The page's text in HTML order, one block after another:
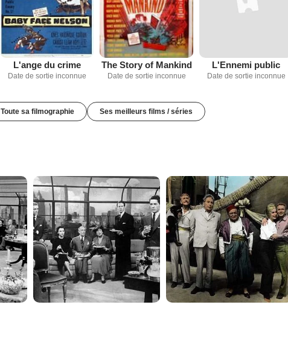
L'ange du crime
Date de sortie inconnue
The Story of Mankind
Date de sortie inconnue
L'Ennemi public
Date de sortie inconnue
Toute sa filmographie Ses meilleurs films / séries